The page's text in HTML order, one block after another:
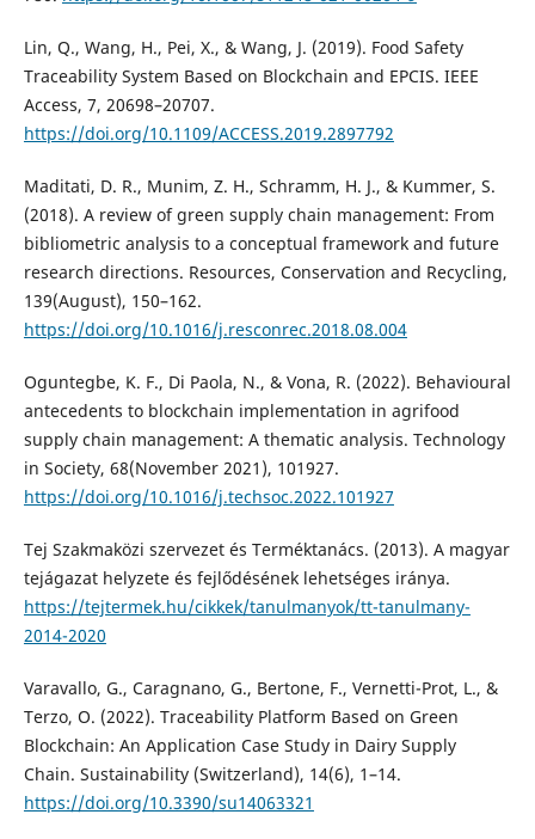
Lin, Q., Wang, H., Pei, X., & Wang, J. (2019). Food Safety
Traceability System Based on Blockchain and EPCIS. IEEE
Access, 7, 20698–20707.
https://doi.org/10.1109/ACCESS.2019.2897792
Maditati, D. R., Munim, Z. H., Schramm, H. J., & Kummer, S.
(2018). A review of green supply chain management: From
bibliometric analysis to a conceptual framework and future
research directions. Resources, Conservation and Recycling,
139(August), 150–162.
https://doi.org/10.1016/j.resconrec.2018.08.004
Oguntegbe, K. F., Di Paola, N., & Vona, R. (2022). Behavioural
antecedents to blockchain implementation in agrifood
supply chain management: A thematic analysis. Technology
in Society, 68(November 2021), 101927.
https://doi.org/10.1016/j.techsoc.2022.101927
Tej Szakmaközi szervezet és Terméktanács. (2013). A magyar
tejágazat helyzete és fejlődésének lehetséges iránya.
https://tejtermek.hu/cikkek/tanulmanyok/tt-tanulmany-
2014-2020
Varavallo, G., Caragnano, G., Bertone, F., Vernetti-Prot, L., &
Terzo, O. (2022). Traceability Platform Based on Green
Blockchain: An Application Case Study in Dairy Supply
Chain. Sustainability (Switzerland), 14(6), 1–14.
https://doi.org/10.3390/su14063321